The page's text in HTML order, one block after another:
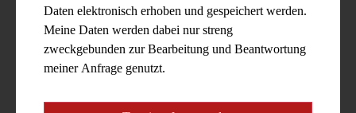
Daten elektronisch erhoben und gespeichert werden.
Meine Daten werden dabei nur streng
zweckgebunden zur Bearbeitung und Beantwortung
meiner Anfrage genutzt.